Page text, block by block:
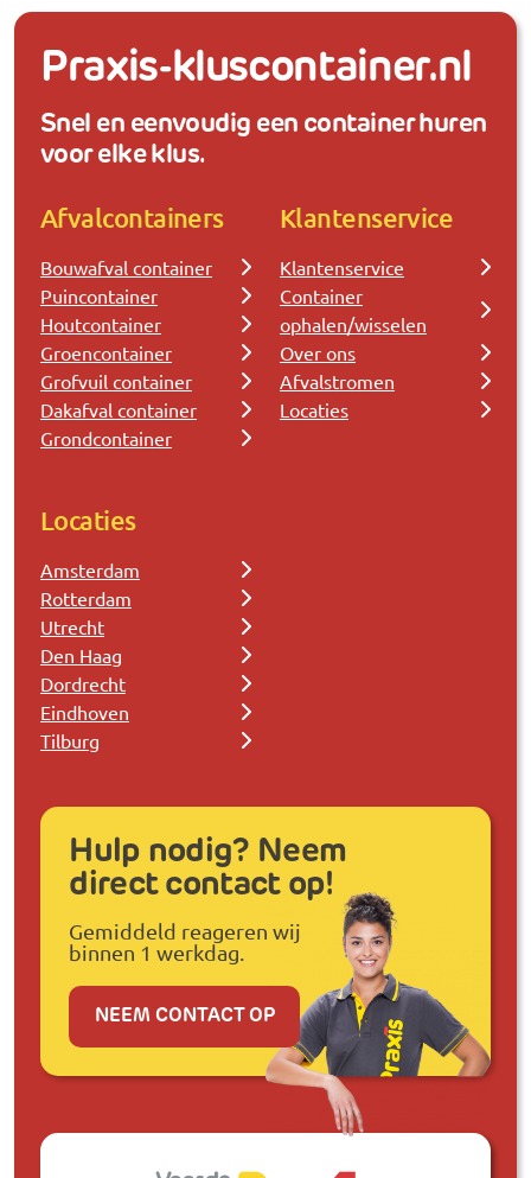
Praxis-kluscontainer.nl
Snel en eenvoudig een container huren
voor elke klus.
Afvalcontainers
Bouwafval container
Puincontainer
Houtcontainer
Groencontainer
Grofvuil container
Dakafval container
Grondcontainer
Klantenservice
Klantenservice
Container
ophalen/wisselen
Over ons
Afvalstromen
Locaties
Locaties
Amsterdam
Rotterdam
Utrecht
Den Haag
Dordrecht
Eindhoven
Tilburg
Hulp nodig? Neem
direct contact op!
Gemiddeld reageren wij
binnen 1 werkdag.
NEEM CONTACT OP